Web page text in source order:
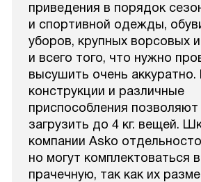
приведения в порядок
и спортивной одежды,
уборов, крупных ворсовых
и всего того, что нужно
высушить очень аккуратно.
конструкции и различные
приспособления
загрузить до 4 кг. вещей.
компании Asko
но могут
прачечную, так как их